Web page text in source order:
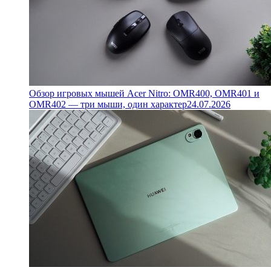
Обзор игровых мышей Acer Nitro: OMR400, OMR401 и
OMR402 — три мыши, один характер24.07.2026